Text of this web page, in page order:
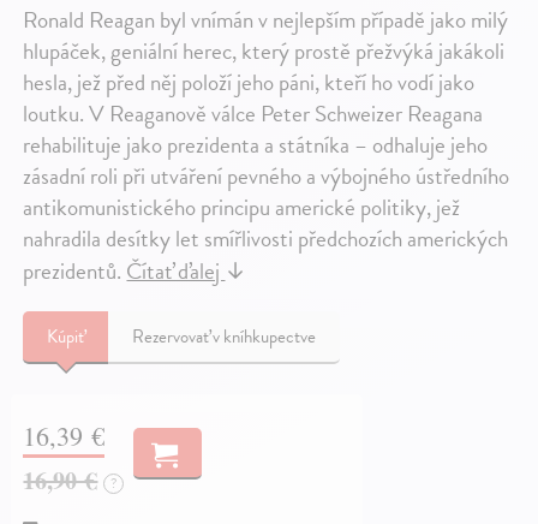
Ronald Reagan byl vnímán v nejlepším případě jako milý
hlupáček, geniální herec, který prostě přežvýká jakákoli
hesla, jež před něj položí jeho páni, kteří ho vodí jako
loutku. V Reaganově válce Peter Schweizer Reagana
rehabilituje jako prezidenta a státníka – odhaluje jeho
zásadní roli při utváření pevného a výbojného ústředního
antikomunistického principu americké politiky, jež
nahradila desítky let smířlivosti předchozích amerických
prezidentů. Čítať ďalej ↓
Kúpiť Rezervovať v kníhkupectve
16,39 €
16,90 € ?